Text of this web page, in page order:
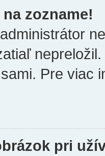
zozname!
Pre viac
pri